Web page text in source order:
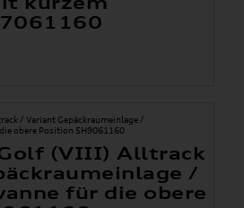
(VIII) Alltrack
/
für die obere